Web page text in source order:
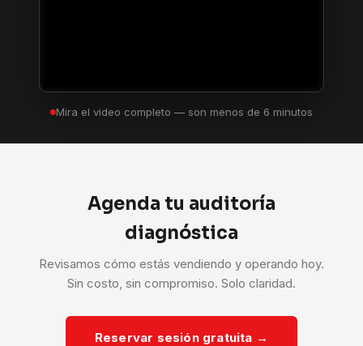
Mira el video completo — son menos de 6 minutos
Agenda tu auditoría
diagnóstica
Revisamos cómo estás vendiendo y operando hoy.
Sin costo, sin compromiso. Solo claridad.
Reservar sesión gratuita →